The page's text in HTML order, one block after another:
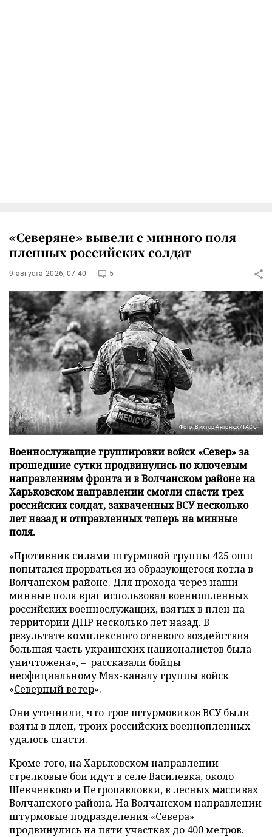
«Северяне» вывели с минного поля
пленных российских солдат
9 августа 2026, 07:40 5
Фото: Виктор Антонюк/ТАСС
Военнослужащие группировки войск «Север» за
прошедшие сутки продвинулись по ключевым
направлениям фронта и в Волчанском районе на
Харьковском направлении смогли спасти трех
российских солдат, захваченных ВСУ несколько
лет назад и отправленных теперь на минные
поля.
«Противник силами штурмовой группы 425 ошп
попытался прорваться из образующегося котла в
Волчанском районе. Для прохода через наши
минные поля враг использовал военнопленных
российских военнослужащих, взятых в плен на
территории ДНР несколько лет назад. В
результате комплексного огневого воздействия
большая часть украинских националистов была
уничтожена», – рассказали бойцы
неофициальному Max-каналу группы войск
«Северный ветер».
Они уточнили, что трое штурмовиков ВСУ были
взяты в плен, троих российских военнопленных
удалось спасти.
Кроме того, на Харьковском направлении
стрелковые бои идут в селе Василевка, около
Шевченково и Петропавловки, в лесных массивах
Волчанского района. На Волчанском направлении
штурмовые подразделения «Севера»
продвинулись на пяти участках до 400 метров.